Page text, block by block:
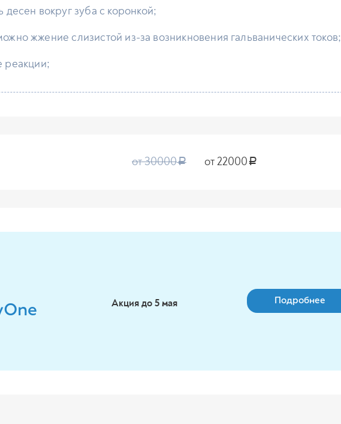
вокруг зуба с коронкой;
жжение слизистой из-за возникновения гальванических токов;
реакции;
от 30000a от 22000 a
Акция до 5 мая Подробнее